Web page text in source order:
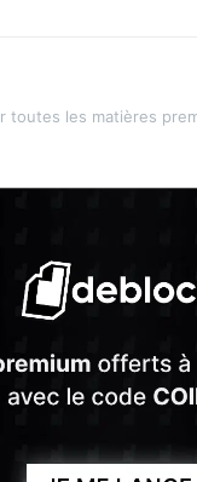
toutes les matières